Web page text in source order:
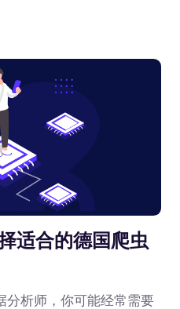
适合的德国爬虫
分析师，你可能经常需要